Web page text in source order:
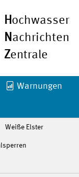
Hochwasser
Nachrichten
Zentrale
Warnungen
Weiße Elster